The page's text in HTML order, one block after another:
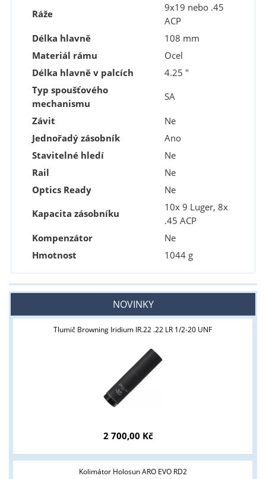
Ráže
9x19 nebo .45
ACP
Délka hlavně
108 mm
Materiál rámu
Ocel
Délka hlavně v palcích
4.25 "
Typ spoušťového
mechanismu
SA
Závit
Ne
Jednořadý zásobník
Ano
Stavitelné hledí
Ne
Rail
Ne
Optics Ready
Ne
Kapacita zásobníku
10x 9 Luger, 8x
.45 ACP
Kompenzátor
Ne
Hmotnost
1044 g
NOVINKY
Tlumič Browning Iridium IR.22 .22 LR 1/2-20 UNF
2 700,00 Kč
Kolimátor Holosun ARO EVO RD2